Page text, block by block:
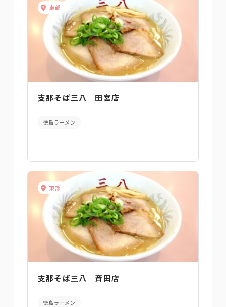
東部
支那そば三八 田宮店
徳島ラーメン
東部
支那そば三八 斉田店
徳島ラーメン